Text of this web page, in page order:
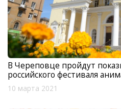
В Череповце пройдут
российского фестиваля
10 марта 2021